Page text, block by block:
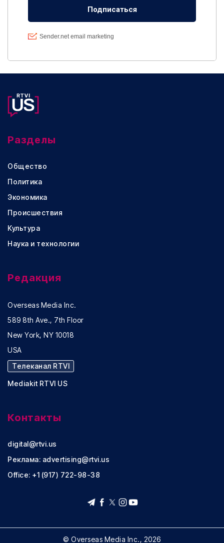
Разделы
Общество
Политика
Экономика
Происшествия
Культура
Наука и технологии
Редакция
Overseas Media Inc.
589 8th Ave., 7th Floor
New York, NY 10018
USA
Телеканал RTVI
Mediakit RTVI US
Контакты
digital@rtvi.us
Реклама: advertising@rtvi.us
Office: +1 (917) 722-98-38
© Overseas Media Inc., 2026